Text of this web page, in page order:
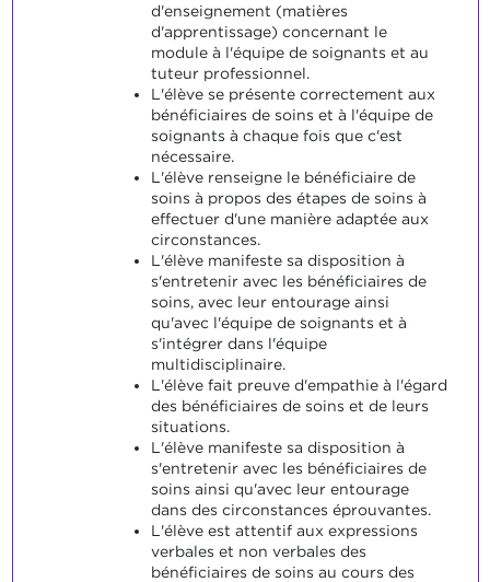
d'enseignement (matières
d'apprentissage) concernant le
module à l'équipe de soignants et au
tuteur professionnel.
L'élève se présente correctement aux
bénéficiaires de soins et à l'équipe de
soignants à chaque fois que c'est
nécessaire.
L'élève renseigne le bénéficiaire de
soins à propos des étapes de soins à
effectuer d'une manière adaptée aux
circonstances.
L'élève manifeste sa disposition à
s'entretenir avec les bénéficiaires de
soins, avec leur entourage ainsi
qu'avec l'équipe de soignants et à
s'intégrer dans l'équipe
multidisciplinaire.
L'élève fait preuve d'empathie à l'égard
des bénéficiaires de soins et de leurs
situations.
L'élève manifeste sa disposition à
s'entretenir avec les bénéficiaires de
soins ainsi qu'avec leur entourage
dans des circonstances éprouvantes.
L'élève est attentif aux expressions
verbales et non verbales des
bénéficiaires de soins au cours des